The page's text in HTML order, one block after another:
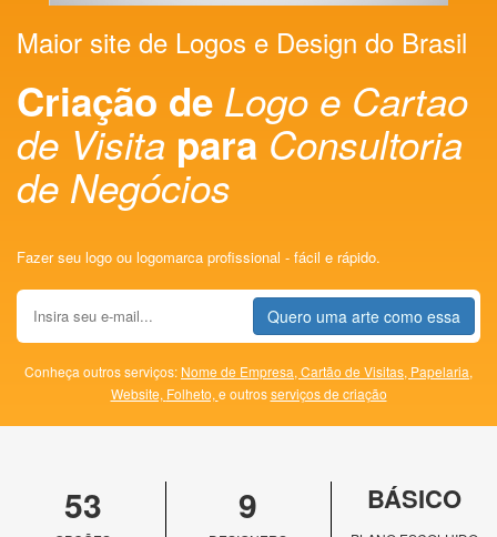
Maior site de Logos e Design do Brasil
Criação de Logo e Cartao
de Visita para Consultoria
de Negócios
Fazer seu logo ou logomarca profissional - fácil e rápido.
Quero uma arte como essa
Conheça outros serviços: Nome de Empresa, Cartão de Visitas, Papelaria,
Website, Folheto, e outrosserviços de criação
53 9 BÁSICO